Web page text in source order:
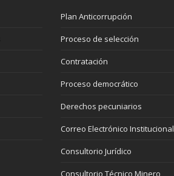
Plan Anticorrupción
Proceso de selección
Contratación
Proceso democrático
Derechos pecuniarios
Correo Electrónico Institucional
Consultorio Jurídico
Consultorio Técnico Minero